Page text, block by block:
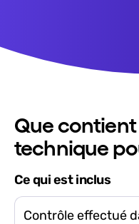
Que
technique
Ce qui est inclus
Contrôle effectué